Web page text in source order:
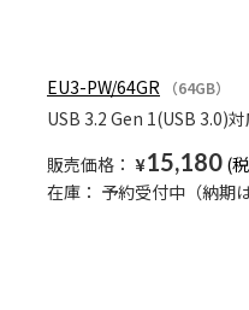
EU3-PW/64GR （64GB）
USB 3.2 Gen 1(USB 3.0)
販売価格： ¥15,180
在庫： 予約受付中（納期